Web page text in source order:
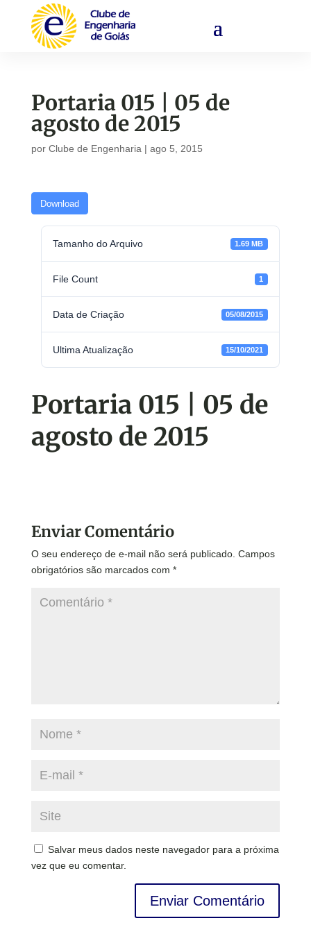
Portaria 015 | 05 de
agosto de 2015
por Clube de Engenharia| ago 5, 2015
Download
Tamanho do Arquivo 1.69 MB
File Count 1
Data de Criação 05/08/2015
Ultima Atualização 15/10/2021
Portaria 015 | 05 de
agosto de 2015
Enviar Comentário
O seu endereço de e-mail não será publicado. Campos
obrigatórios são marcados com *
Salvar meus dados neste navegador para a próxima
vez que eu comentar.